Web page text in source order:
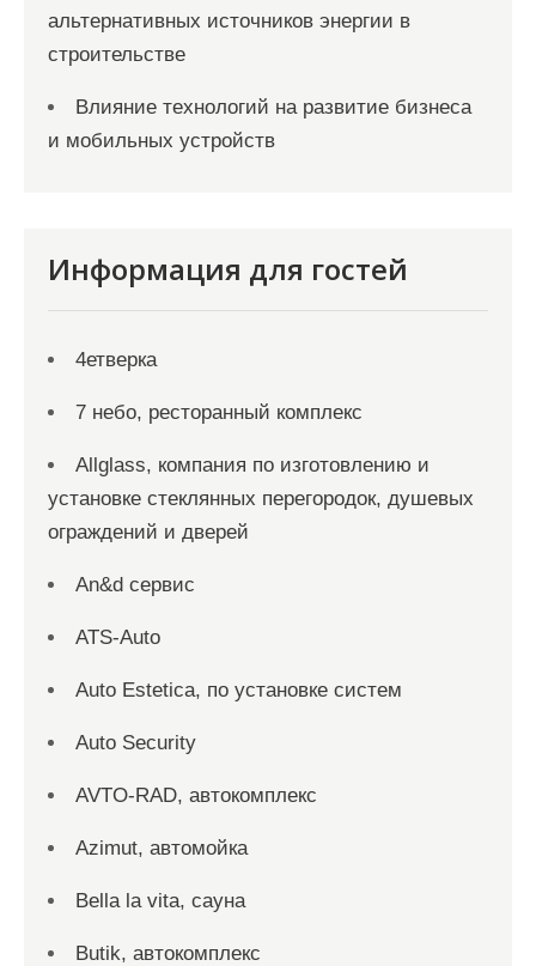
альтернативных источников энергии в
строительстве
Влияние технологий на развитие бизнеса
и мобильных устройств
Информация для гостей
4етверка
7 небо, ресторанный комплекс
Allglass, компания по изготовлению и
установке стеклянных перегородок, душевых
ограждений и дверей
An&d сервис
ATS-Auto
Auto Estetica, по установке систем
Auto Security
AVTO-RAD, автокомплекс
Azimut, автомойка
Bella la vita, сауна
Butik, автокомплекс